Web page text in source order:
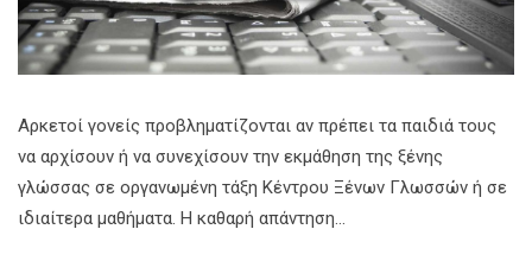
Αρκετοί γονείς προβληματίζονται αν πρέπει τα παιδιά τους
να αρχίσουν ή να συνεχίσουν την εκμάθηση της ξένης
γλώσσας σε οργανωμένη τάξη Κέντρου Ξένων Γλωσσών ή σε
ιδιαίτερα μαθήματα. Η καθαρή απάντηση…